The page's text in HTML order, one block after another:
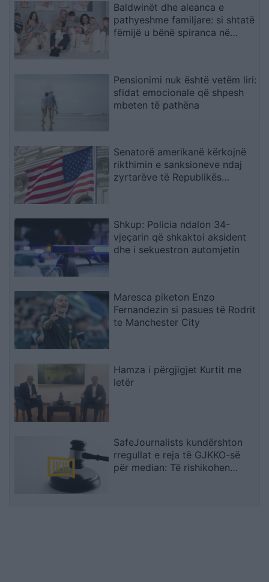
Baldwinët dhe aleanca e
pathyeshme familjare: si shtatë
fëmijë u bënë spiranca në
Pensionimi nuk është vetëm liri:
sfidat emocionale që shpesh
mbeten të pathëna
Senatorë amerikanë kërkojnë
rikthimin e sanksioneve ndaj
zyrtarëve të Republikës
Shkup: Policia ndalon 34-
vjeçarin që shkaktoi aksident
dhe i sekuestron automjetin
Maresca piketon Enzo
Fernandezin si pasues të Rodrit
te Manchester City
Hamza i përgjigjet Kurtit me
letër
SafeJournalists kundërshton
rregullat e reja të GJKKO-së
për median: Të rishikohen